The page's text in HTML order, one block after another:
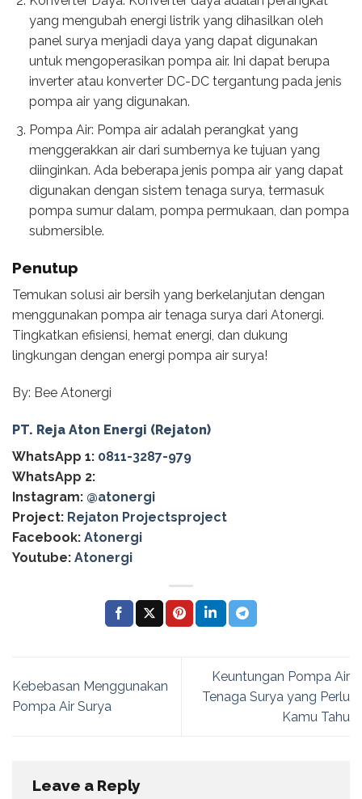
yang mengubah energi listrik yang dihasilkan oleh
panel surya menjadi daya yang dapat digunakan
untuk mengoperasikan pompa air. Ini dapat berupa
inverter atau konverter DC-DC tergantung pada jenis
pompa air yang digunakan.
Pompa Air: Pompa air adalah perangkat yang
menggerakkan air dari sumbernya ke tujuan yang
diinginkan. Ada beberapa jenis pompa air yang dapat
digunakan dengan sistem tenaga surya, termasuk
pompa sumur dalam, pompa permukaan, dan pompa
submersible.
Penutup
Temukan solusi air bersih yang berkelanjutan dengan
menggunakan pompa air tenaga surya dari Atonergi.
Tingkatkan efisiensi, hemat energi, dan dukung
lingkungan dengan energi pompa air surya!
By: Bee Atonergi
PT. Reja Aton Energi (Rejaton)
WhatsApp 1: 0811-3287-979
WhatsApp 2:
Instagram: @‌atonergi
Project: Rejaton Projectsproject
Facebook: Atonergi
Youtube: Atonergi
Kebebasan Menggunakan
Pompa Air Surya
Keuntungan Pompa Air
Tenaga Surya yang Perlu
Kamu Tahu
Leave a Reply